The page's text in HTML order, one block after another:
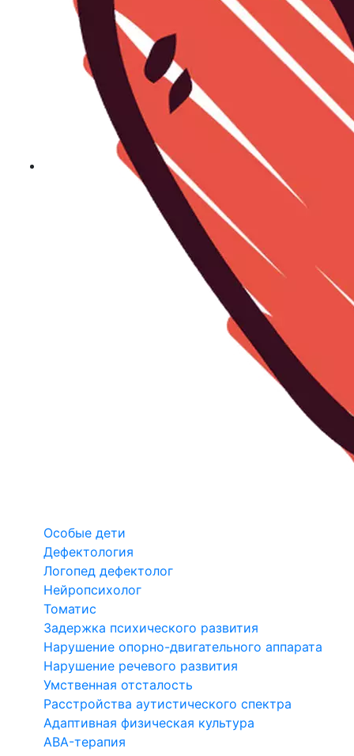
Особые дети
Дефектология
Логопед дефектолог
Нейропсихолог
Томатис
Задержка психического развития
Нарушение опорно-двигательного аппарата
Нарушение речевого развития
Умственная отсталость
Расстройства аутистического спектра
Адаптивная физическая культура
ABA-терапия